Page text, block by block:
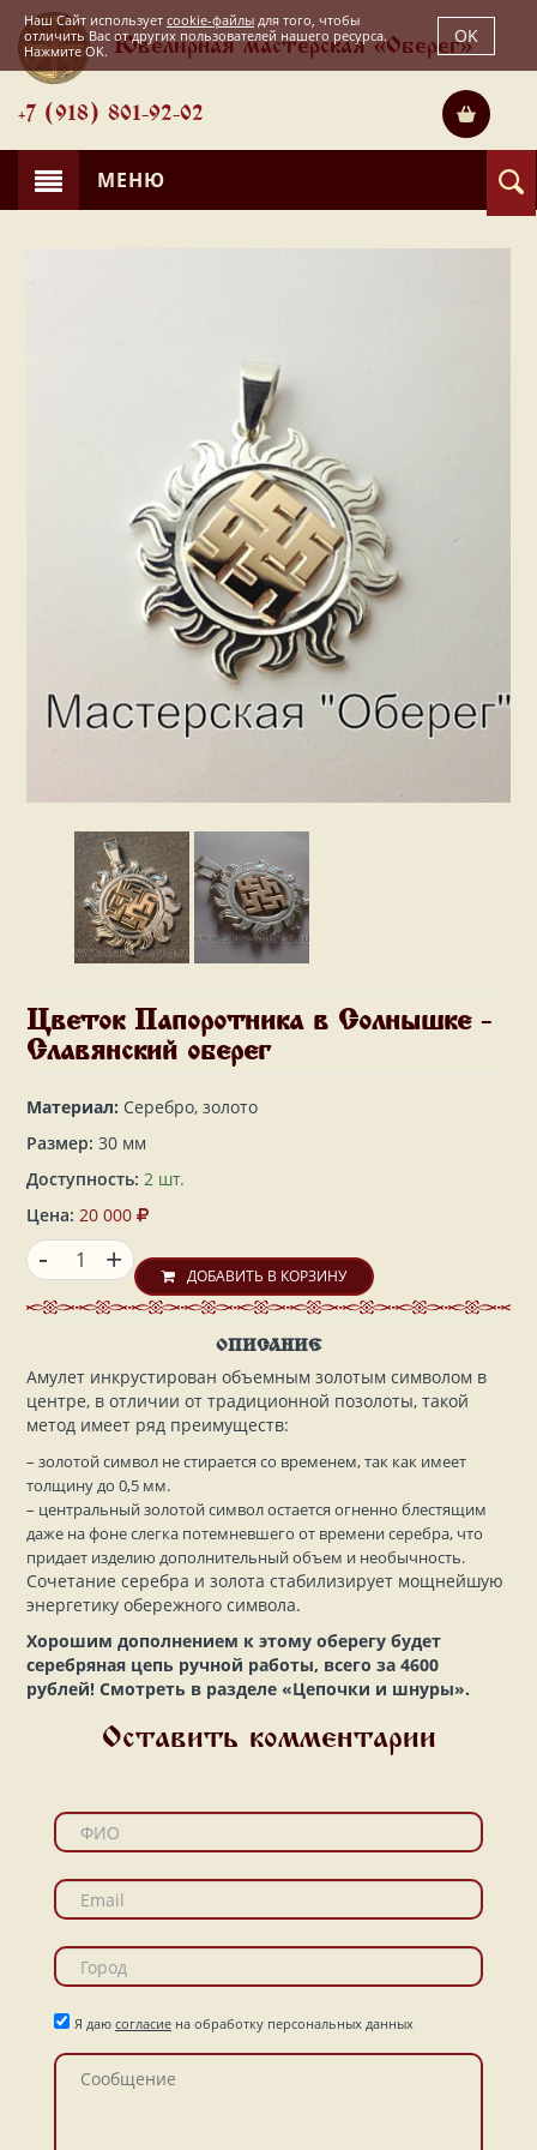
Ювелирная мастерская «Оберег»
+7 (918) 801-92-02
МЕНЮ
Цветок Папоротника в Солнышке -
Славянский оберег
Материал: Серебро, золото
Размер: 30 мм
Доступность: 2 шт.
Цена: 20 000
+
- ДОБАВИТЬ В КОРЗИНУ
ОПИСАНИЕ
Амулет инкрустирован объемным золотым символом в
центре, в отличии от традиционной позолоты, такой
метод имеет ряд преимуществ:
– золотой символ не стирается со временем, так как имеет
толщину до 0,5 мм.
– центральный золотой символ остается огненно блестящим
даже на фоне слегка потемневшего от времени серебра, что
придает изделию дополнительный объем и необычность.
Сочетание серебра и золота стабилизирует мощнейшую
энергетику обережного символа.
Хорошим дополнением к этому оберегу будет
серебряная цепь ручной работы, всего за 4600
рублей! Смотреть в разделе «Цепочки и шнуры».
Оставить комментарии
Я даю согласие на обработку персональных данных
Наш Сайт использует cookie-файлы для того, чтобы
отличить Вас от других пользователей нашего ресурса.
Нажмите OK.
OK